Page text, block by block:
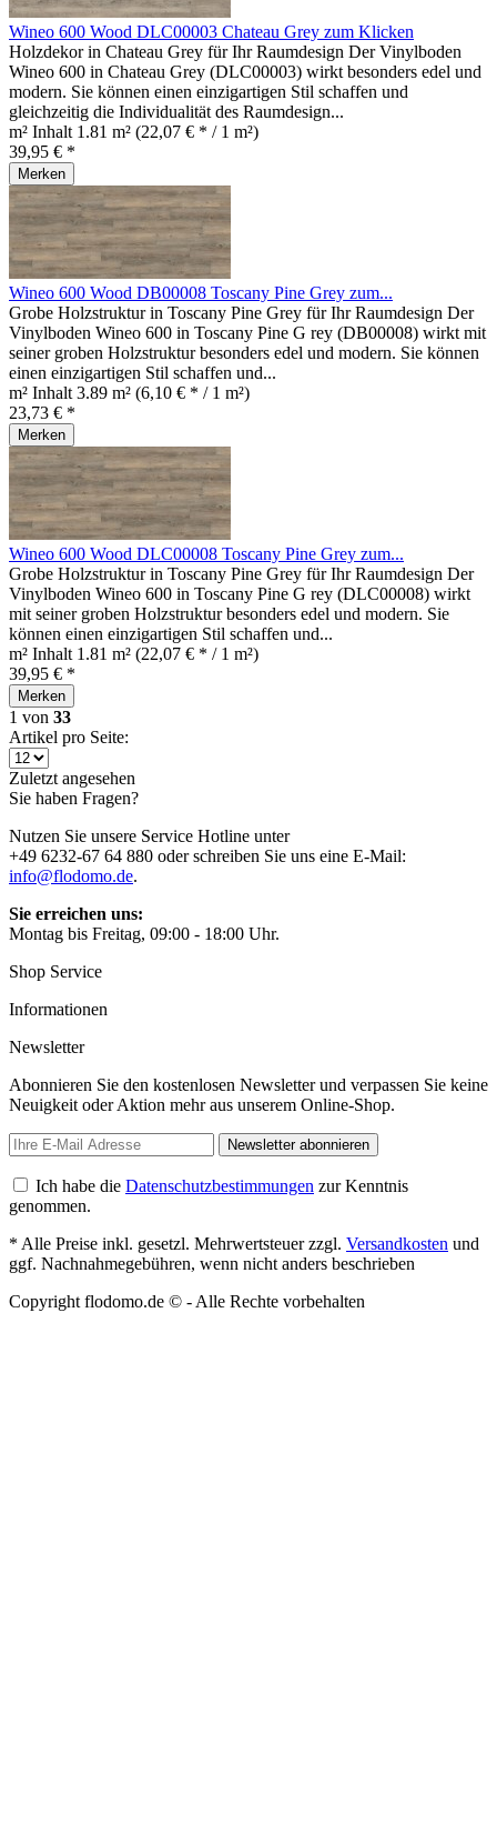
Wineo 600 Wood DLC00003 Chateau Grey zum Klicken
Holzdekor in Chateau Grey für Ihr Raumdesign Der Vinylboden
Wineo 600 in Chateau Grey (DLC00003) wirkt besonders edel und
modern. Sie können einen einzigartigen Stil schaffen und
gleichzeitig die Individualität des Raumdesign...
m² Inhalt 1.81 m² (22,07 € * / 1 m²)
39,95 € *
Merken
Wineo 600 Wood DB00008 Toscany Pine Grey zum...
Grobe Holzstruktur in Toscany Pine Grey für Ihr Raumdesign Der
Vinylboden Wineo 600 in Toscany Pine G rey (DB00008) wirkt mit
seiner groben Holzstruktur besonders edel und modern. Sie können
einen einzigartigen Stil schaffen und...
m² Inhalt 3.89 m² (6,10 € * / 1 m²)
23,73 € *
Merken
Wineo 600 Wood DLC00008 Toscany Pine Grey zum...
Grobe Holzstruktur in Toscany Pine Grey für Ihr Raumdesign Der
Vinylboden Wineo 600 in Toscany Pine G rey (DLC00008) wirkt
mit seiner groben Holzstruktur besonders edel und modern. Sie
können einen einzigartigen Stil schaffen und...
m² Inhalt 1.81 m² (22,07 € * / 1 m²)
39,95 € *
Merken
1 von 33
Artikel pro Seite:
Zuletzt angesehen
Sie haben Fragen?
Nutzen Sie unsere Service Hotline unter
+49 6232-67 64 880 oder schreiben Sie uns eine E-Mail:
info@flodomo.de.
Sie erreichen uns:
Montag bis Freitag, 09:00 - 18:00 Uhr.
Shop Service
Informationen
Newsletter
Abonnieren Sie den kostenlosen Newsletter und verpassen Sie keine
Neuigkeit oder Aktion mehr aus unserem Online-Shop.
Newsletter abonnieren
Ich habe die Datenschutzbestimmungen zur Kenntnis
genommen.
* Alle Preise inkl. gesetzl. Mehrwertsteuer zzgl. Versandkosten und
ggf. Nachnahmegebühren, wenn nicht anders beschrieben
Copyright flodomo.de © - Alle Rechte vorbehalten